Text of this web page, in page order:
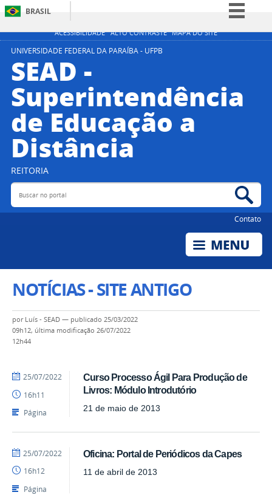
ACESSIBILIDADE ALTO CONTRASTE MAPA DO SITE
BRASIL
Simplifique!
Acesso à informação
Legislação
Canais
UNIVERSIDADE FEDERAL DA PARAÍBA - UFPB
SEAD -
Superintendência
de Educação a
Distância
REITORIA
Buscar no portal
Contato
NOTÍCIAS - SITE ANTIGO
por Luís - SEAD — publicado 25/03/2022
09h12, última modificação 26/07/2022
12h44
Curso Processo Ágil Para Produção de
Livros: Módulo Introdutório
21 de maio de 2013
por
-
SEAD
publicado
25/07/2022
16h11
Página
Oficina: Portal de Periódicos da Capes
11 de abril de 2013
por
-
SEAD
publicado
25/07/2022
16h12
Página